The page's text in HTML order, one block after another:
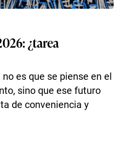
¿tarea
es que se piense en el
sino que ese futuro
de conveniencia y